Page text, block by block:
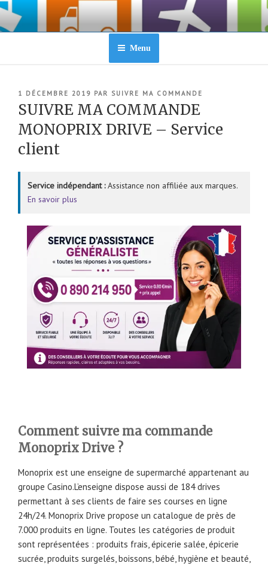
Aller
contenu
Menu
PUBLIÉ
LE
1 DÉCEMBRE 2019 PAR SUIVRE MA COMMANDE
SUIVRE MA COMMANDE
MONOPRIX DRIVE – Service
client
Service indépendant :Assistance non affiliée aux marques.
En savoir plus
Comment suivre ma commande
Monoprix Drive ?
Monoprix est une enseigne de supermarché appartenant au
groupe Casino.L’enseigne dispose aussi de 184 drives
permettant à ses clients de faire ses courses en ligne
24h/24. Monoprix Drive propose un catalogue de près de
7.000 produits en ligne. Toutes les catégories de produit
sont représentées : produits frais, épicerie salée, épicerie
sucrée, produits surgelés, boissons, bébé, hygiène et beauté,